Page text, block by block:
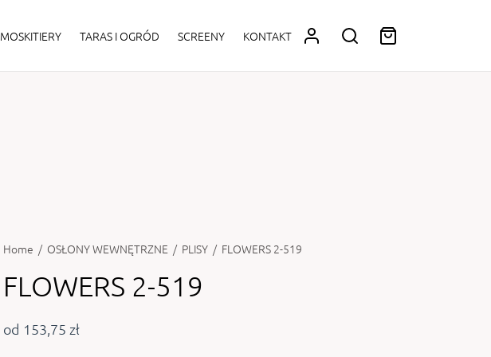
MOSKITIERY TARAS I OGRÓD SCREENY KONTAKT
Home / OSŁONY WEWNĘTRZNE / PLISY / FLOWERS 2-519
FLOWERS 2-519
od 153,75 zł